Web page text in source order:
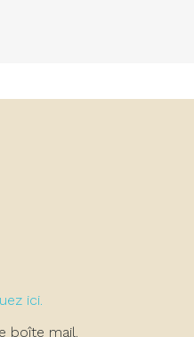
ici.
boîte mail.